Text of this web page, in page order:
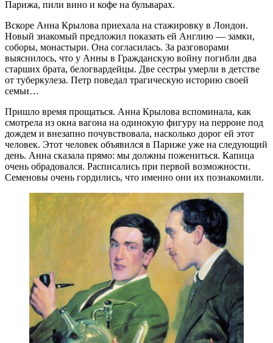
Парижа, пили вино и кофе на бульварах.
Вскоре Анна Крылова приехала на стажировку в Лондон.
Новый знакомый предложил показать ей Англию — ​замки,
соборы, монастыри. Она согласилась. За разговорами
выяснилось, что у Анны в Гражданскую войну погибли два
старших брата, белогвардейцы. Две сестры умерли в детстве
от туберкулеза. Петр поведал трагическую историю своей
семьи…
Пришло время прощаться. Анна Крылова вспоминала, как
смотрела из окна вагона на одинокую фигуру на перроне под
дождем и внезапно почувствовала, насколько дорог ей этот
человек. Этот человек объявился в Париже уже на следующий
день. Анна сказала прямо: мы должны пожениться. Капица
очень обрадовался. Расписались при первой возможности.
Семеновы очень гордились, что именно они их познакомили.